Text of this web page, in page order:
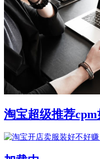
淘宝超级推荐